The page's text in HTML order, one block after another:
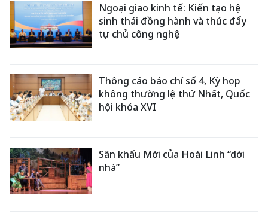
Ngoại giao kinh tế: Kiến tạo hệ
sinh thái đồng hành và thúc đẩy
tự chủ công nghệ
Thông cáo báo chí số 4, Kỳ họp
không thường lệ thứ Nhất, Quốc
hội khóa XVI
Sân khấu Mới của Hoài Linh “dời
nhà”